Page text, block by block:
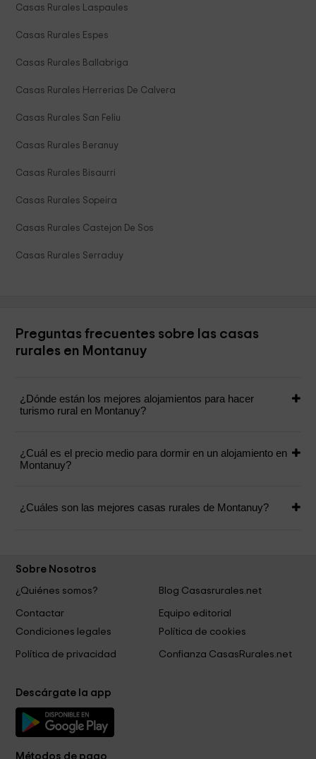
Casas Rurales Laspaules
Casas Rurales Espes
Casas Rurales Ballabriga
Casas Rurales Herrerias De Calvera
Casas Rurales San Feliu
Casas Rurales Beranuy
Casas Rurales Bisaurri
Casas Rurales Sopeira
Casas Rurales Castejon De Sos
Casas Rurales Serraduy
Preguntas frecuentes sobre las casas
rurales en Montanuy
¿Dónde están los mejores alojamientos para hacer
turismo rural en Montanuy?
¿Cuál es el precio medio para dormir en un alojamiento en
Montanuy?
¿Cuáles son las mejores casas rurales de Montanuy?
Sobre Nosotros
¿Quiénes somos?
Blog Casasrurales.net
Contactar
Equipo editorial
Condiciones legales
Política de cookies
Política de privacidad Confianza CasasRurales.net
Descárgate la app
Métodos de pago